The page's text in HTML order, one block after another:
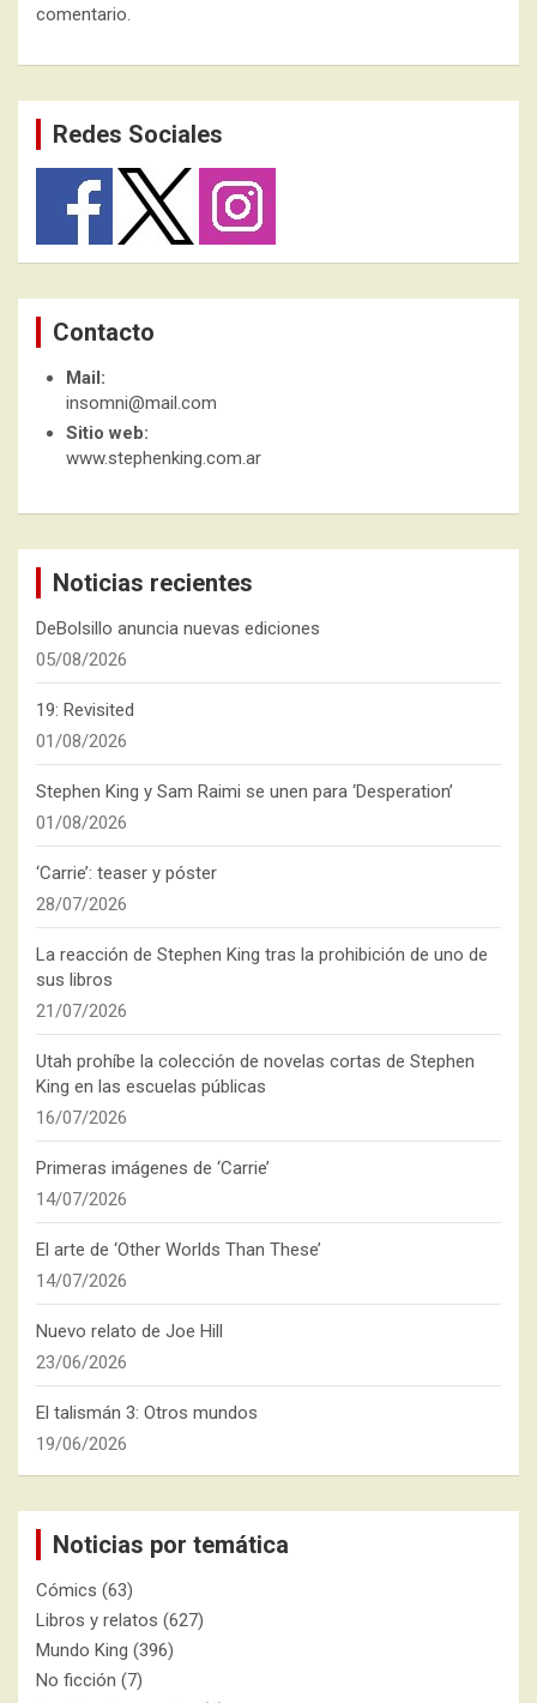
comentario.
Redes Sociales
Contacto
Mail:
insomni@mail.com
Sitio web:
www.stephenking.com.ar
Noticias recientes
DeBolsillo anuncia nuevas ediciones
05/08/2026
19: Revisited
01/08/2026
Stephen King y Sam Raimi se unen para ‘Desperation’
01/08/2026
‘Carrie’: teaser y póster
28/07/2026
La reacción de Stephen King tras la prohibición de uno de
sus libros
21/07/2026
Utah prohíbe la colección de novelas cortas de Stephen
King en las escuelas públicas
16/07/2026
Primeras imágenes de ‘Carrie’
14/07/2026
El arte de ‘Other Worlds Than These’
14/07/2026
Nuevo relato de Joe Hill
23/06/2026
El talismán 3: Otros mundos
19/06/2026
Noticias por temática
Cómics (63)
Libros y relatos (627)
Mundo King (396)
No ficción (7)